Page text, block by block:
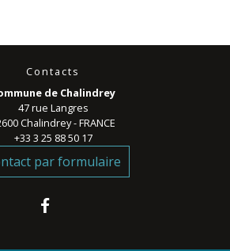
Contacts
de Chalindrey
47 rue Langres
Chalindrey - FRANCE
+33 3 25 88 50 17
par formulaire